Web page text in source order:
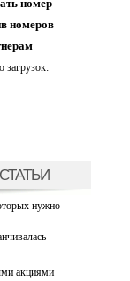
номер
номеров
загрузок:
нужно
акциями